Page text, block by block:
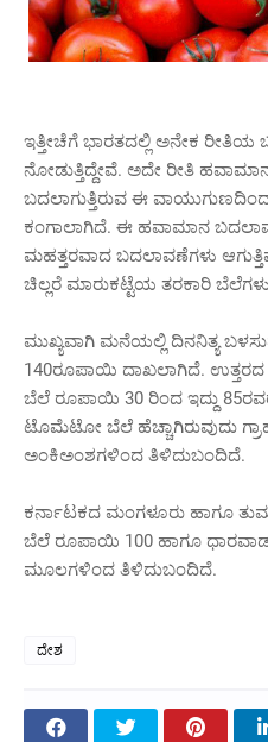
ಇತ್ತೀಚೆಗೆ ಭಾರತದಲ್ಲಿ ಅನೇಕ ರೀತಿಯ
ನೋಡುತ್ತಿದ್ದೇವೆ. ಅದೇ ರೀತಿ
ಬದಲಾಗುತ್ತಿರುವ ಈ
ಕಂಗಾಲಾಗಿದೆ. ಈ ಹವಾಮಾನ
ಮಹತ್ತರವಾದ ಬದಲಾವಣೆಗಳು
ಚಿಲ್ಲರೆ ಮಾರುಕಟ್ಟೆಯ ತರಕಾರಿ
ಮುಖ್ಯವಾಗಿ ಮನೆಯಲ್ಲಿ ದಿನನಿತ್ಯ
140ರೂಪಾಯಿ ದಾಖಲಾಗಿದೆ. ಉತ್ತರದ
ಬೆಲೆ ರೂಪಾಯಿ 30 ರಿಂದ ಇದ್ದು
ಟೊಮೆಟೋ ಬೆಲೆ ಹೆಚ್ಚಾಗಿರುವುದು
ಅಂಕಿಅಂಶಗಳಿಂದ ತಿಳಿದುಬಂದಿದೆ.
ಕರ್ನಾಟಕದ ಮಂಗಳೂರು ಹಾಗೂ
ಬೆಲೆ ರೂಪಾಯಿ 100 ಹಾಗೂ
ಮೂಲಗಳಿಂದ ತಿಳಿದುಬಂದಿದೆ.
ದೇಶ